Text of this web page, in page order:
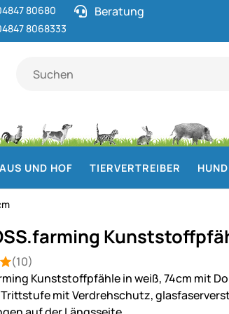
80680
8068333
Beratung
UND HOF TIERVERTREIBER HUND
5 von 5 (10 Bewertungen)
(10)